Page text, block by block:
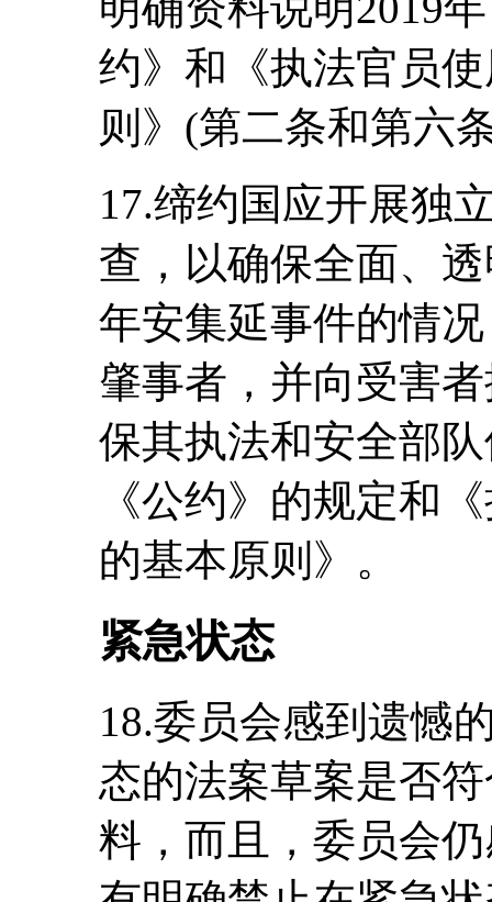
约》和《执法官员
则》(第二条和第六
17.缔约国应开展独
查，以确保全面、
年安集延事件的情
肇事者，并向受害
保其执法和安全部
《公约》的规定和
的基本原则》。
紧急状态
18.委员会感到遗憾
态的法案草案是否
料，而且，委员会